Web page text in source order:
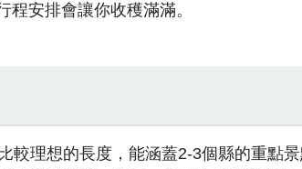
安排會讓你收穫滿滿。
理想的長度，能涵蓋2-3個縣的重點景